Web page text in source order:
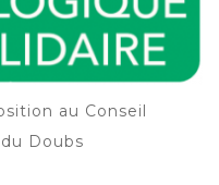
au Conseil
Doubs